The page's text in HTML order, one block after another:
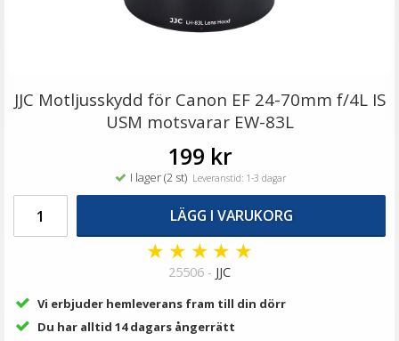
119 kr
LÄGG I VARUKORG
JJC Motljusskydd för Canon EF 24-70mm f/4L IS
USM motsvarar EW-83L
199 kr
I lager (2 st) Leveranstid: 1-3 dagar
LÄGG I VARUKORG
★ ★ ★ ★ ★
25506 - JJC
Vi erbjuder hemleverans fram till din dörr
Du har alltid 14 dagars ångerrätt